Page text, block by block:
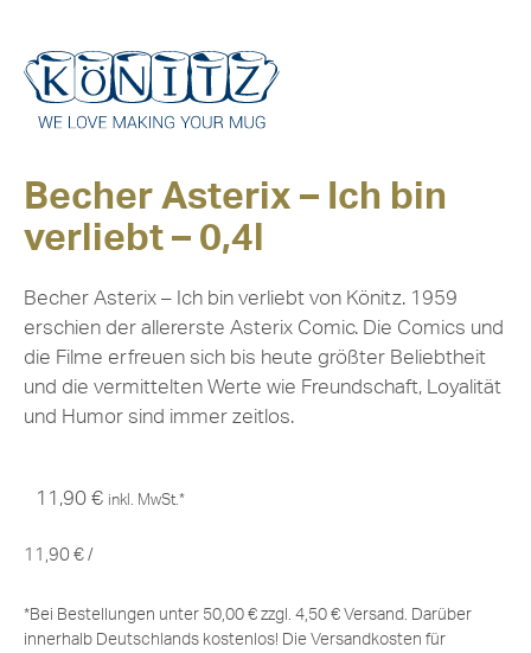
Becher Asterix – Ich bin
verliebt – 0,4l
Becher Asterix – Ich bin verliebt von Könitz. 1959
erschien der allererste Asterix Comic. Die Comics und
die Filme erfreuen sich bis heute größter Beliebtheit
und die vermittelten Werte wie Freundschaft, Loyalität
und Humor sind immer zeitlos.
11,90 € inkl. MwSt.*
11,90 € /
*Bei Bestellungen unter 50,00 € zzgl. 4,50 € Versand. Darüber
innerhalb Deutschlands kostenlos! Die Versandkosten für